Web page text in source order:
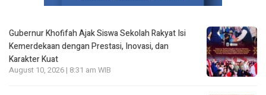
Gubernur Khofifah Ajak Siswa Sekolah Rakyat Isi
Kemerdekaan dengan Prestasi, Inovasi, dan
Karakter Kuat
August 10, 2026 | 8:31 am WIB